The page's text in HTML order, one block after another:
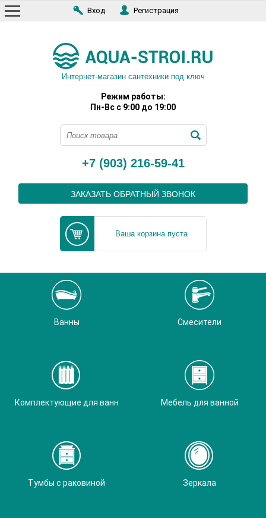
Вход Регистрация
Интернет-магазин сантехники под ключ
Режим работы:
Пн-Вс с 9:00 до 19:00
+7 (903) 216-59-41
ЗАКАЗАТЬ ОБРАТНЫЙ ЗВОНОК
Ваша корзина пуста
Ванны Смесители
Комплектующие для ванн Мебель для ванной
Тумбы с раковиной Зеркала